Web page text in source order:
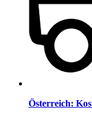
Österreich: